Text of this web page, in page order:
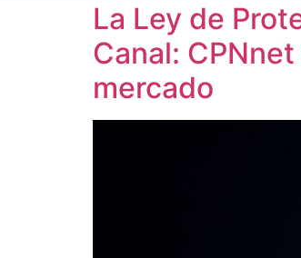
La Ley de
Canal:
mercado